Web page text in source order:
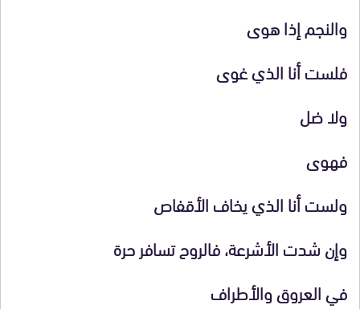
والنجم إذا هوى
فلست أنا الذي غوى
ولا ضل
فهوى
ولست أنا الذي يخاف الأقفاص
وإن شدت الأشرعة، فالروح تسافر حرة
في العروق والأطراف